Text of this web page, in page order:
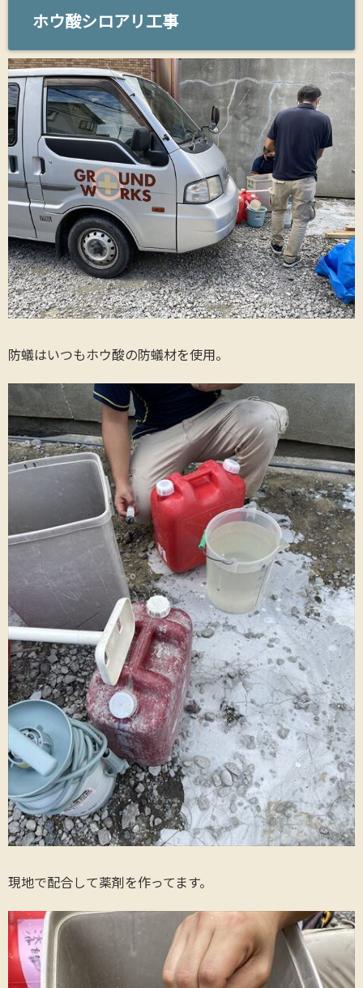
ホウ酸シロアリ工事
防蟻はいつもホウ酸の防蟻材を使用。
現地で配合して薬剤を作ってます。